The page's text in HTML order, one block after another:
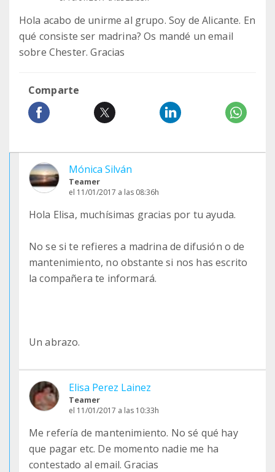
Hola acabo de unirme al grupo. Soy de Alicante. En
qué consiste ser madrina? Os mandé un email
sobre Chester. Gracias
Comparte
Mónica Silván
Teamer
el 11/01/2017 a las 08:36h
Hola Elisa, muchísimas gracias por tu ayuda.
No se si te refieres a madrina de difusión o de
mantenimiento, no obstante si nos has escrito
la compañera te informará.
Un abrazo.
Elisa Perez Lainez
Teamer
el 11/01/2017 a las 10:33h
Me refería de mantenimiento. No sé qué hay
que pagar etc. De momento nadie me ha
contestado al email. Gracias